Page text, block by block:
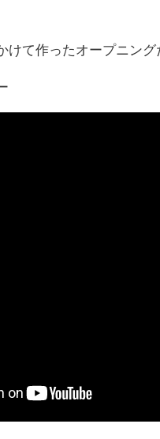
けて作ったオープニング